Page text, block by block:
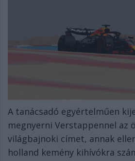
A tanácsadó egyértelműen
megnyerni Verstappennel az
világbajnoki címet, annak
holland kemény kihívókra